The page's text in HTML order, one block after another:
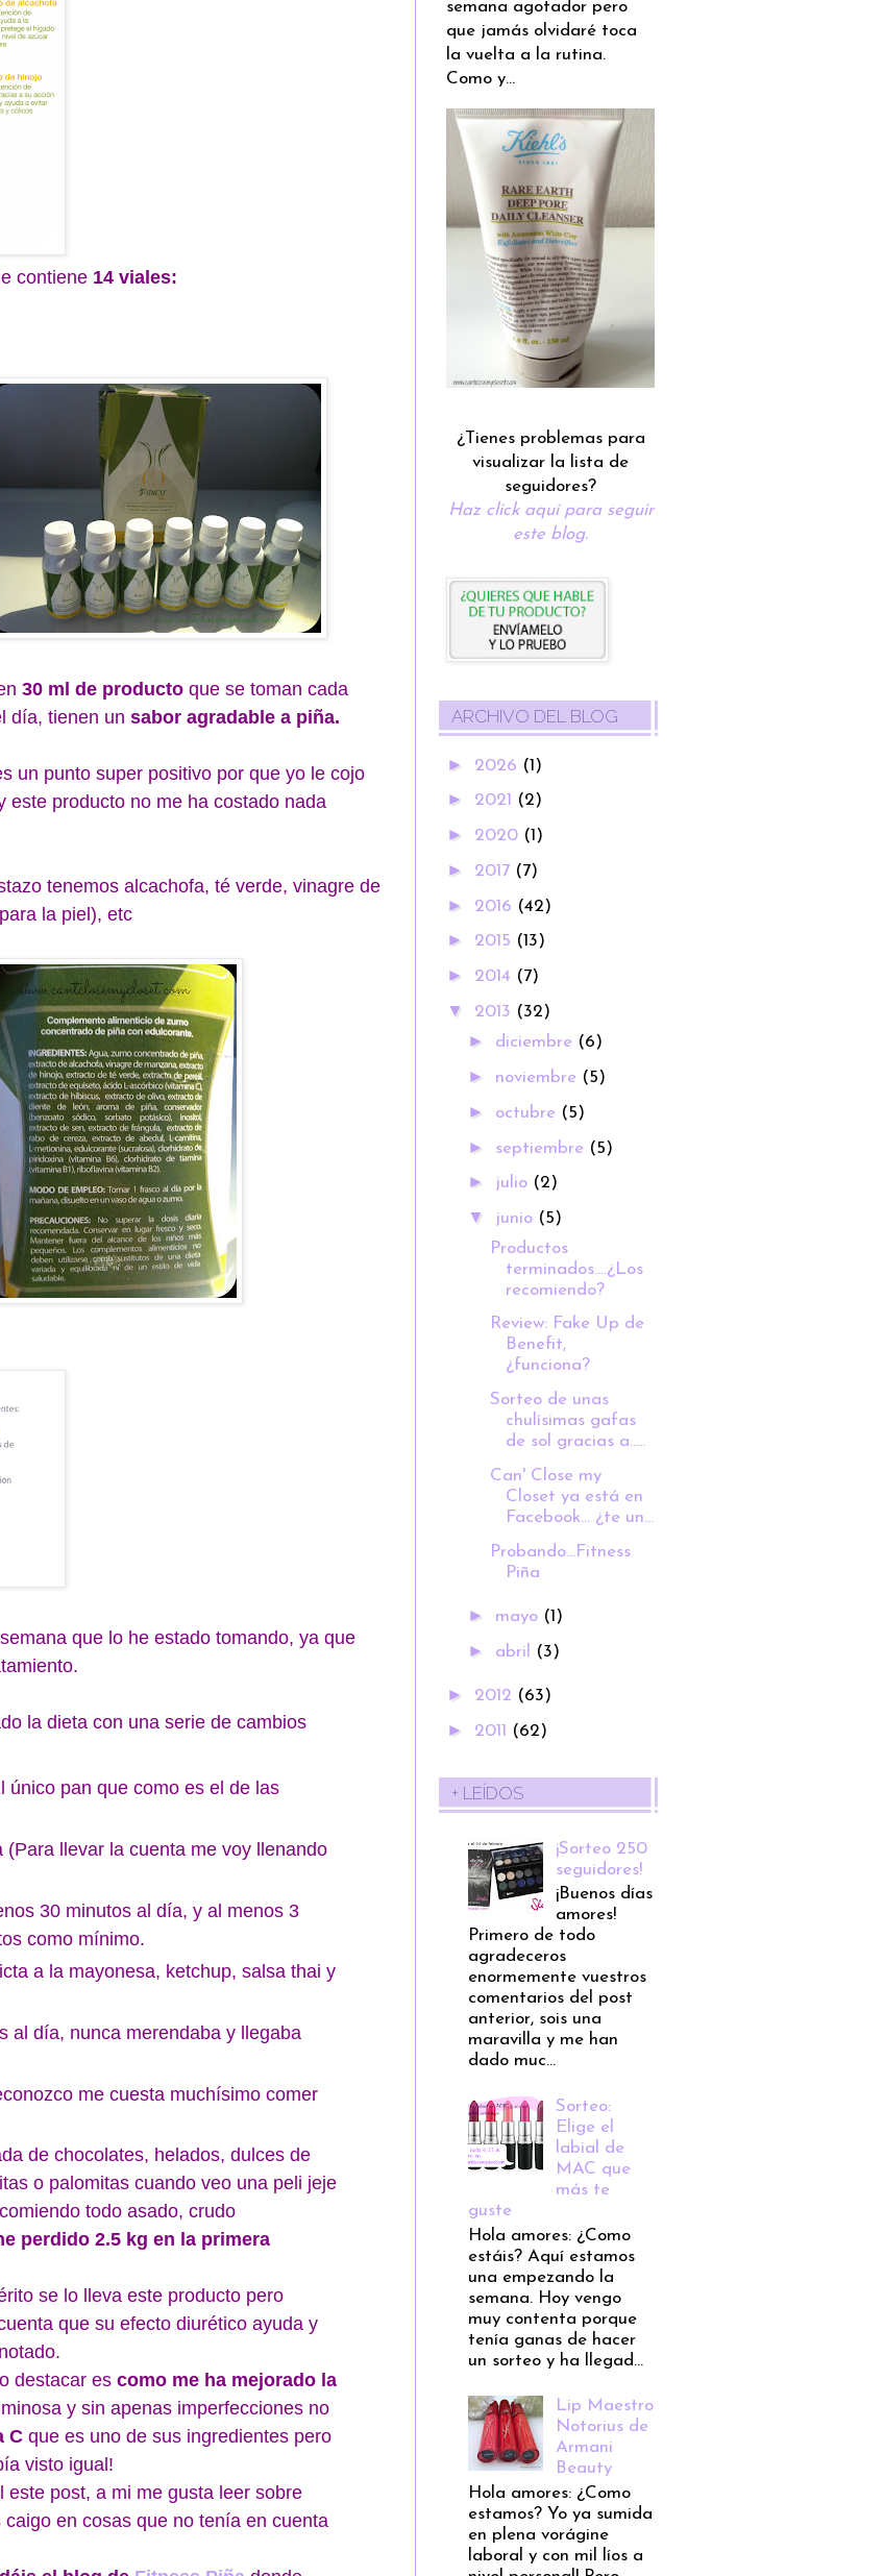
contiene 14 viales:
30 ml de producto que se toman cada
día, tienen un sabor agradable a piña.
un punto super positivo por que yo le cojo
este producto no me ha costado nada
tenemos alcachofa, té verde, vinagre de
la piel), etc
que lo he estado tomando, ya que
la dieta con una serie de cambios
único pan que como es el de las
llevar la cuenta me voy llenando
30 minutos al día, y al menos 3
como mínimo.
a la mayonesa, ketchup, salsa thai y
al día, nunca merendaba y llegaba
me cuesta muchísimo comer
de chocolates, helados, dulces de
o palomitas cuando veo una peli jeje
todo asado, crudo
perdido 2.5 kg en la primera
se lo lleva este producto pero
que su efecto diurético ayuda y
destacar es como me ha mejorado la
y sin apenas imperfecciones no
C que es uno de sus ingredientes pero
visto igual!
este post, a mi me gusta leer sobre
en cosas que no tenía en cuenta
semana agotador pero
que jamás olvidaré toca
la vuelta a la rutina.
Como y...
¿Tienes problemas para
visualizar la lista de
seguidores?
Haz click aquí para seguir
este blog.
ARCHIVO DEL BLOG
► 2026 (1)
► 2021 (2)
► 2020 (1)
► 2017 (7)
► 2016 (42)
► 2015 (13)
► 2014 (7)
▼ 2013 (32)
► diciembre (6)
► noviembre (5)
► octubre (5)
► septiembre (5)
► julio (2)
▼ junio (5)
Productos
terminados....¿Los
recomiendo?
Review: Fake Up de
Benefit,
¿funciona?
Sorteo de unas
chulísimas gafas
de sol gracias a.....
Can' Close my
Closet ya está en
Facebook... ¿te un...
Probando...Fitness
Piña
► mayo (1)
► abril (3)
► 2012 (63)
► 2011 (62)
+ LEÍDOS
¡Sorteo 250
seguidores!
¡Buenos días
amores!
Primero de todo
agradeceros
enormemente vuestros
comentarios del post
anterior, sois una
maravilla y me han
dado muc...
Sorteo:
Elige el
labial de
MAC que
más te
guste
Hola amores: ¿Como
estáis? Aquí estamos
una empezando la
semana. Hoy vengo
muy contenta porque
tenía ganas de hacer
un sorteo y ha llegad...
Lip Maestro
Notorius de
Armani
Beauty
Hola amores: ¿Como
estamos? Yo ya sumida
en plena vorágine
laboral y con mil líos a